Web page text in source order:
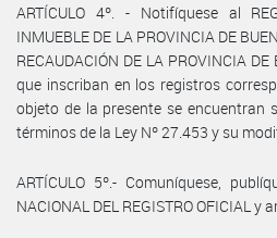
ARTÍCULO 4º. - Notifíquese al
INMUEBLE DE LA PROVINCIA DE
RECAUDACIÓN DE LA PROVINCIA
que inscriban en los registros
objeto de la presente se encuentran
términos de la Ley Nº 27.453 y su
ARTÍCULO 5º.- Comuníquese,
NACIONAL DEL REGISTRO OFICIAL y